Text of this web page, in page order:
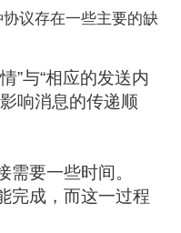
议存在一些主要的缺
”与“相应的发送内
响消息的传递顺
需要一些时间。
完成，而这一过程